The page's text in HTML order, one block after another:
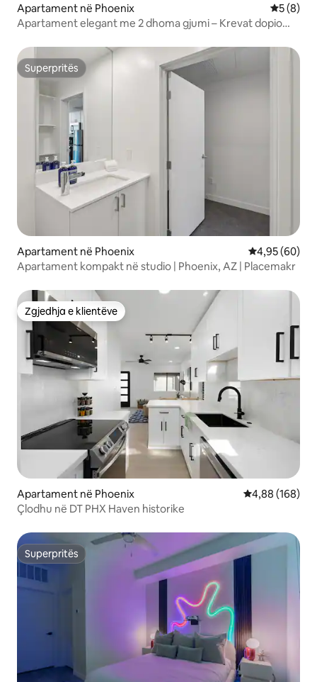
Apartament në Phoenix
5 (8)
Apartament elegant me 2 dhoma gjumi – Krevat dopio
Superpritës
Superpritës
Apartament në Phoenix Vlerësimi
4,95 (60)
Apartament kompakt në studio | Phoenix, AZ | Placemakr
Zgjedhja e klientëve
Zgjedhja e klientëve
Apartament në Phoenix Vlerësimi
4,88 (168)
Çlodhu në DT PHX Haven historike
Superpritës
Superpritës